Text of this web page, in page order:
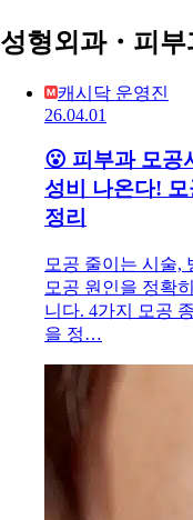
성형외과・피
캐시닥 운영진
26.04.01
😮 피부과 모공
성비 나온다! 모
정리
모공 줄이는 시술,
모공 원인을 정확
니다. 4가지 모공
을 정…